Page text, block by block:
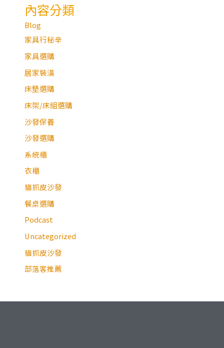
內容分類
Blog
家具行秘辛
家具選購
居家裝潢
床墊選購
床架/床組選購
沙發保養
沙發選購
系統櫃
衣櫃
貓抓皮沙發
餐桌選購
Podcast
Uncategorized
貓抓皮沙發
部落客推薦